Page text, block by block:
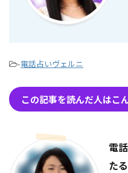
-電話占いヴェルニ
この記事を読んだ人はこ
電
た